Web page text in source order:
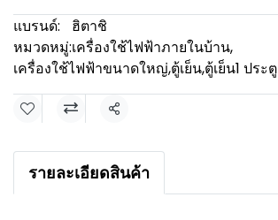
แบรนด์:
ฮิตาชิ
หมวดหมู่:เครื่องใช้ไฟฟ้าภายในบ้าน,
เครื่องใช้ไฟฟ้าขนาดใหญ่,ตู้เย็น,ตู้เย็น1 ประตู
แชร์
รายละเอียดสินค้า